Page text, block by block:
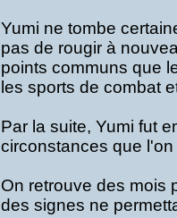
Yumi ne tombe
pas de rougir à
points communs que
les sports de combat
Par la suite, Yumi fut
circonstances que
On retrouve des mois
des signes ne